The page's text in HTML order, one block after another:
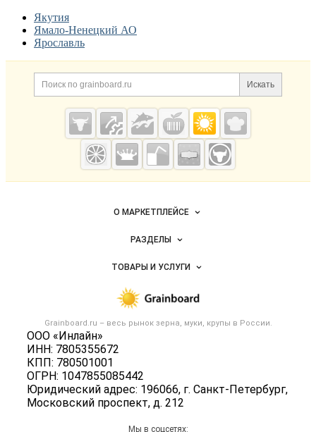
Якутия
Ямало-Ненецкий АО
Ярославль
Дополнительная информация
Поиск по сайту и
Искать
Cсылки на полезные проекты
Grainboard.ru
— зерно и
мука
Важные разделы и контакты
Grainboard.ru – весь рынок зерна, муки, крупы в России.
ООО «Инлайн»
ИНН: 7805355672
КПП: 780501001
ОГРН: 1047855085442
Юридический адрес: 196066, г. Санкт-Петербург,
Московский проспект, д. 212
Навигация по сайтуО МАРКЕТПЛЕЙСЕ
Новости Grainboard.ru
Размещение рекламы
Публичная оферта
Контактная информация
Политика обработки персональных данных
РАЗДЕЛЫ
Объявления
Новости рынка
ТОВАРЫ И УСЛУГИ
Мука
Оборудование
Прочее
Мы в соцсетях: